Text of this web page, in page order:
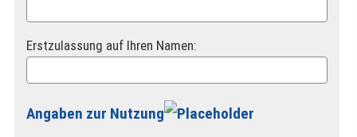
Erstzulassung auf Ihren Namen:
Angaben zur Nutzung